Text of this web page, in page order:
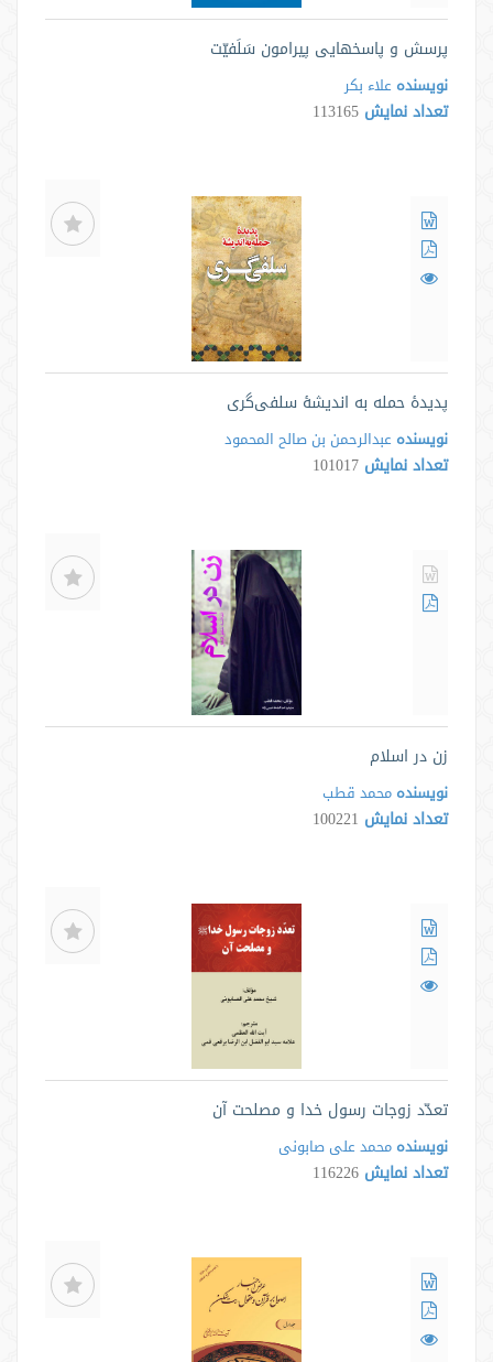
پرسش و پاسخهایی پیرامون سَلَفیّت
نویسنده علاء بکر
تعداد نمایش 113165
پدیدۀ حمله به اندیشۀ سلفی‌گری
نویسنده عبدالرحمن بن صالح المحمود
تعداد نمایش 101017
زن در اسلام
نویسنده محمد قطب
تعداد نمایش 100221
تعدّد زوجات رسول خدا و مصلحت آن
نویسنده محمد علی صابونی
تعداد نمایش 116226